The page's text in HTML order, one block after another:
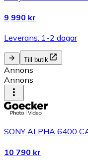
9 990 kr
Leverans: 1-2 dagar
Till butik
Annons
Annons
SONY ALPHA 6400
10 790 kr